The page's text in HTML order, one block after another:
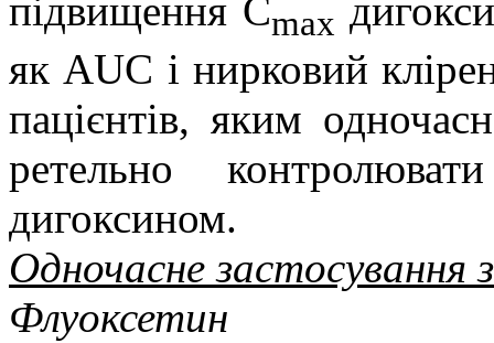
підвищення Сmax
як AUC і нирковий
пацієнтів, яким
ретельно
дигоксином.
Одночасне застосування
Флуоксетин